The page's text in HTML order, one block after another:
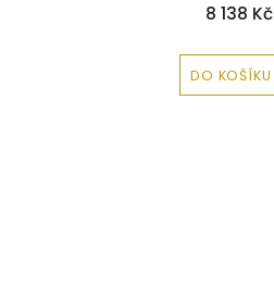
8 138 Kč
DO KOŠÍKU